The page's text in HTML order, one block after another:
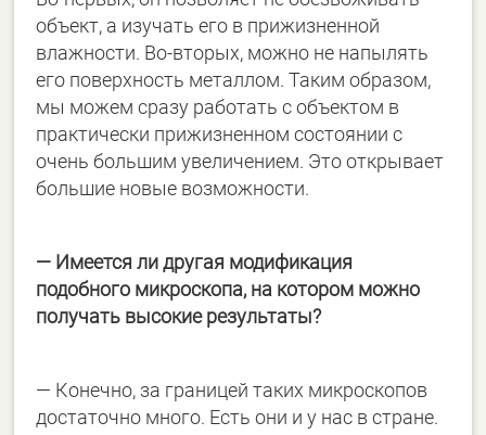
объект, а изучать его в прижизненной
влажности. Во-вторых, можно не напылять
его поверхность металлом. Таким образом,
мы можем сразу работать с объектом в
практически прижизненном состоянии с
очень большим увеличением. Это открывает
большие новые возможности.
— Имеется ли другая модификация
подобного микроскопа, на котором можно
получать высокие результаты?
— Конечно, за границей таких микроскопов
достаточно много. Есть они и у нас в стране.